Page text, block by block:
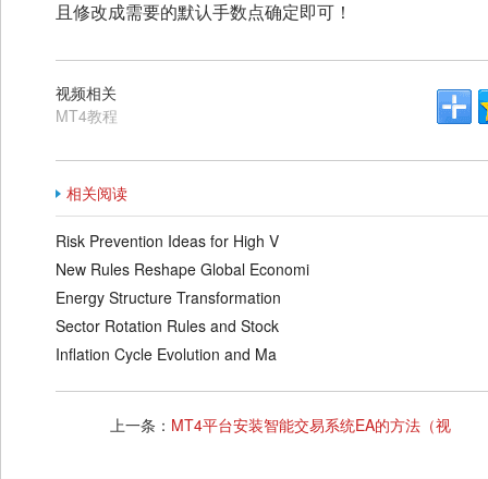
且修改成需要的默认手数点确定即可！
视频相关
MT4教程
相关阅读
Risk Prevention Ideas for High V
New Rules Reshape Global Economi
Energy Structure Transformation
Sector Rotation Rules and Stock
Inflation Cycle Evolution and Ma
上一条： MT4平台安装智能交易系统EA的方法（视